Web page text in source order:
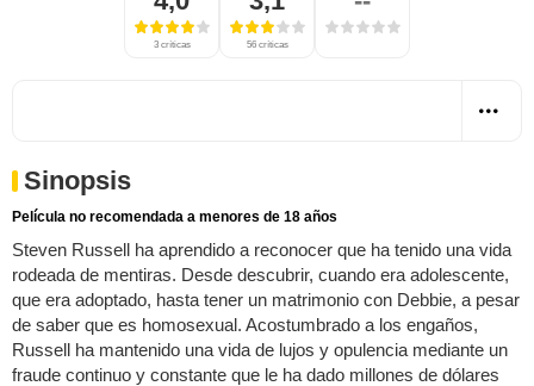
3 críticas 56 críticas
Sinopsis
Película no recomendada a menores de 18 años
Steven Russell ha aprendido a reconocer que ha tenido una vida
rodeada de mentiras. Desde descubrir, cuando era adolescente,
que era adoptado, hasta tener un matrimonio con Debbie, a pesar
de saber que es homosexual. Acostumbrado a los engaños,
Russell ha mantenido una vida de lujos y opulencia mediante un
fraude continuo y constante que le ha dado millones de dólares